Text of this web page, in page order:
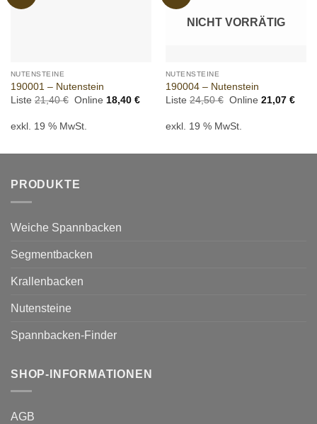
NUTENSTEINE
190001 – Nutenstein
Liste 21,40€ Ursprünglicher
21,40 €
Online 18,40 €Aktueller
18,40 €.
exkl. 19 % MwSt.
NICHT VORRÄTIG
NUTENSTEINE
190004 – Nutenstein
Liste 24,50€ Ursprünglicher
24,50 €
Online 21,07 €
exkl. 19 % MwSt.
PRODUKTE
Weiche Spannbacken
Segmentbacken
Krallenbacken
Nutensteine
Spannbacken-Finder
SHOP-INFORMATIONEN
AGB